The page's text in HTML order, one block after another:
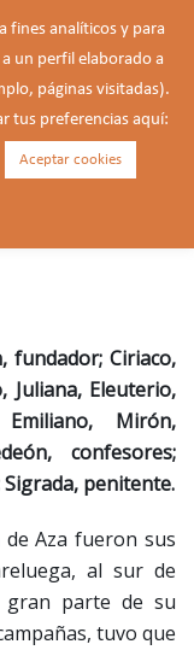
fundador; Ciriaco,
Juliana, Eleuterio,
Mirón,
confesores;
penitente.
de Aza fueron sus
al sur de
gran parte de su
tuvo que
fines analíticos y para
un perfil elaborado a
páginas visitadas).
tus preferencias aquí:
Aceptar cookies